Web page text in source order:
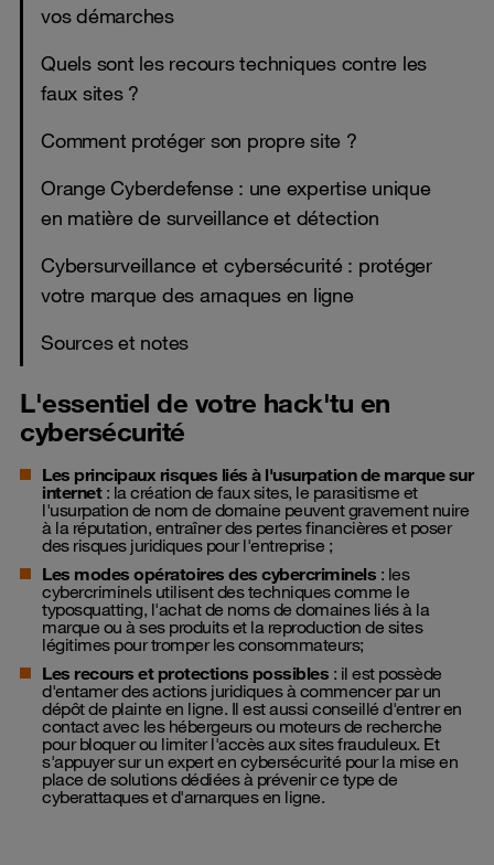
vos démarches
Quels sont les recours techniques contre les
faux sites ?
Comment protéger son propre site ?
Orange Cyberdefense : une expertise unique
en matière de surveillance et détection
Cybersurveillance et cybersécurité : protéger
votre marque des arnaques en ligne
Sources et notes
L'essentiel de votre hack'tu en
cybersécurité
Les principaux risques liés à l'usurpation de marque sur
internet : la création de faux sites, le parasitisme et
l'usurpation de nom de domaine peuvent gravement nuire
à la réputation, entraîner des pertes financières et poser
des risques juridiques pour l'entreprise ;
Les modes opératoires des cybercriminels : les
cybercriminels utilisent des techniques comme le
typosquatting, l'achat de noms de domaines liés à la
marque ou à ses produits et la reproduction de sites
légitimes pour tromper les consommateurs;
Les recours et protections possibles : il est possède
d'entamer des actions juridiques à commencer par un
dépôt de plainte en ligne. Il est aussi conseillé d'entrer en
contact avec les hébergeurs ou moteurs de recherche
pour bloquer ou limiter l'accès aux sites frauduleux. Et
s'appuyer sur un expert en cybersécurité pour la mise en
place de solutions dédiées à prévenir ce type de
cyberattaques et d'arnarques en ligne.